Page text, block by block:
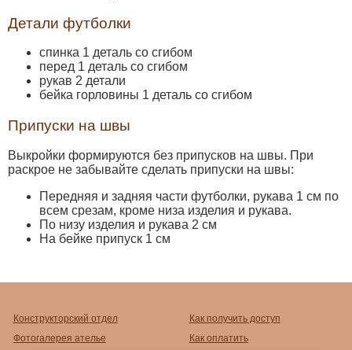
Детали футболки
спинка 1 деталь со сгибом
перед 1 деталь со сгибом
рукав 2 детали
бейка горловины 1 деталь со сгибом
Припуски на швы
Выкройки формируются без припусков на швы. При
раскрое не забывайте сделать припуски на швы:
Передняя и задняя части футболки, рукава 1 см по
всем срезам, кроме низа изделия и рукава.
По низу изделия и рукава 2 см
На бейке припуск 1 см
Конструкторский отдел
Фотогалерея ателье
Как получить доступ
Как оплатить